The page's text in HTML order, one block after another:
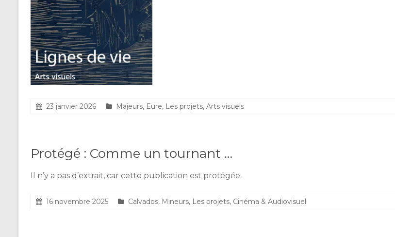
23 janvier 2026 Majeurs, Eure, Les projets, Arts visuels
Protégé : Comme un tournant …
Il n’y a pas d’extrait, car cette publication est protégée.
16 novembre 2025 Calvados, Mineurs, Les projets, Cinéma & Audiovisuel